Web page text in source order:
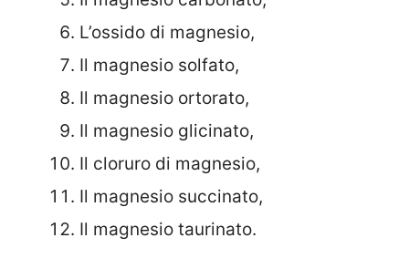
L’ossido di magnesio,
Il magnesio solfato,
Il magnesio ortorato,
Il magnesio glicinato,
Il cloruro di magnesio,
Il magnesio succinato,
Il magnesio taurinato.